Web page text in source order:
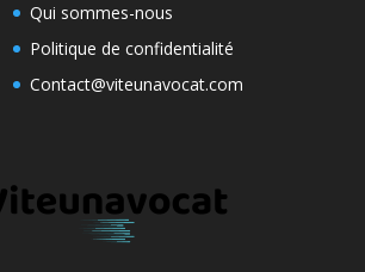
Qui sommes-nous
Politique de confidentialité
Contact@viteunavocat.com